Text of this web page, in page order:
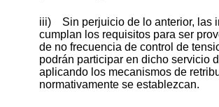
iii) Sin perjuicio de lo anterior, las
cumplan los requisitos para ser
de no frecuencia de control de
podrán participar en dicho servicio
aplicando los mecanismos de
normativamente se establezcan.